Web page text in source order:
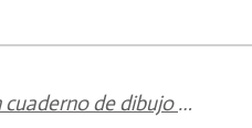
Sketchbook personalizado - Un cuaderno de dibujo con alma propia.